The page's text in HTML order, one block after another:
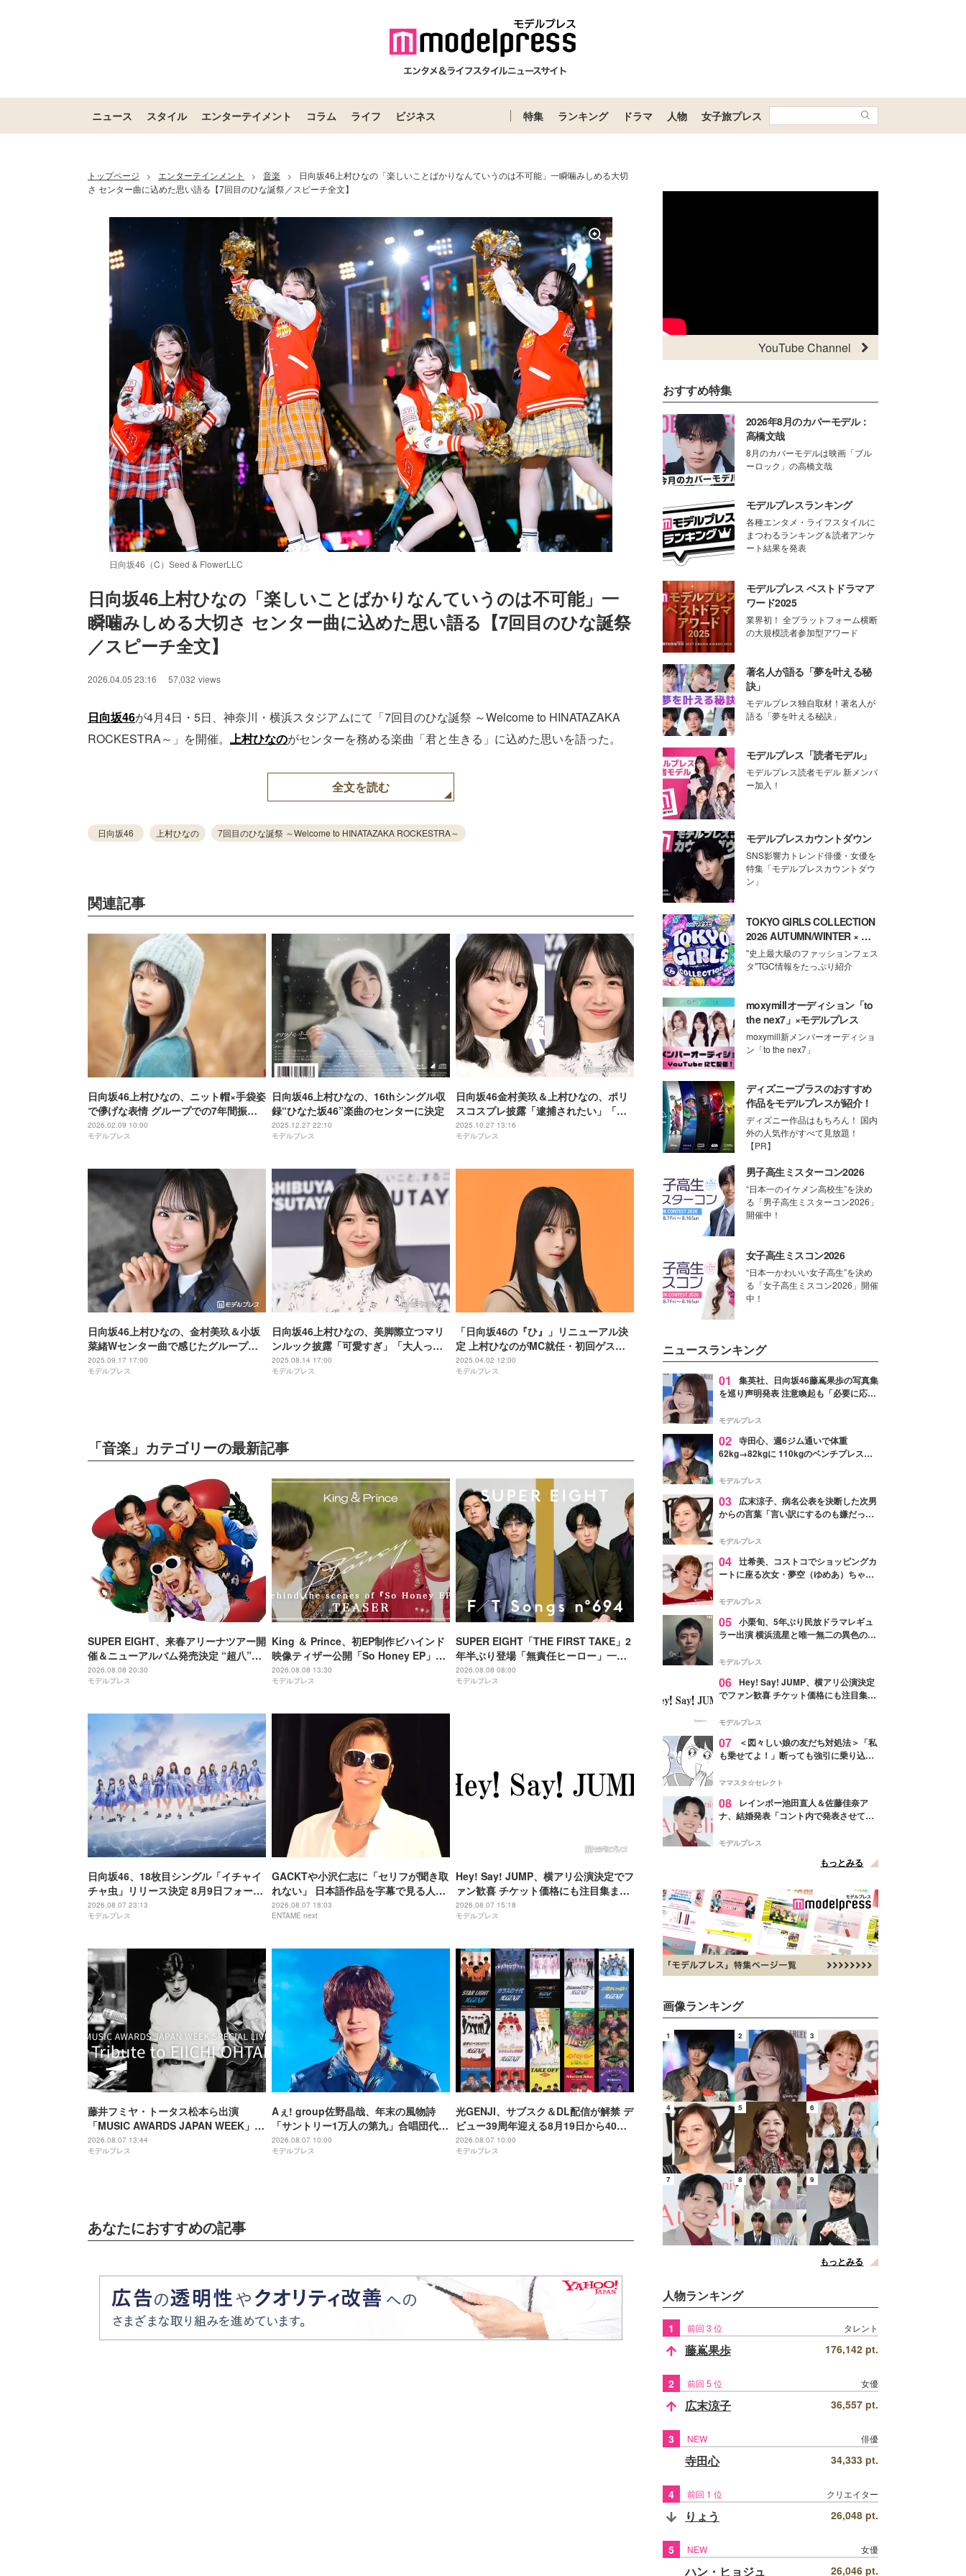
ニュース スタイル エンターテイメント コラム ライフ ビジネス 特集 ランキング ドラマ 人物 女子旅プレス
トップページ > エンターテインメント > 音楽 >
日向坂46上村ひなの「楽しいことばかりなんていうのは不可能」一瞬噛みしめる大切
さ センター曲に込めた思い語る【7回目のひな誕祭／スピーチ全文】
日向坂46（C）Seed & FlowerLLC
Unmute Loaded:
87.03%
日向坂46上村ひなの「楽しいことばかりなんていうのは不可能」一
瞬噛みしめる大切さ センター曲に込めた思い語る【7回目のひな誕祭
／スピーチ全文】
2026.04.05 23:16 57,032 views
日向坂46が4月4日・5日、神奈川・横浜スタジアムにて「7回目のひな誕祭 ～Welcome to HINATAZAKA
ROCKESTRA～」を開催。 上村ひなのがセンターを務める楽曲「君と生きる」に込めた思いを語った。
全文を読む
日向坂46 上村ひなの 7回目のひな誕祭 ～Welcome to HINATAZAKA ROCKESTRA～
関連記事
日向坂46上村ひなの、ニット帽×手袋姿
で儚げな表情 グループでの7年間振り
返る【モデルプレス独占カットあり】
2026.02.09 10:00
モデルプレス
日向坂46上村ひなの、16thシングル収
録“ひなた坂46”楽曲のセンターに決定
2025.12.27 22:10
モデルプレス
日向坂46金村美玖＆上村ひなの、ポリ
スコスプレ披露「逮捕されたい」「可
愛すぎる」と反響
2025.10.27 13:16
モデルプレス
日向坂46上村ひなの、金村美玖＆小坂
菜緒Wセンター曲で感じたグループ
の“今のあり方” 一期生卒業で立場変化
も「根っこは変わっていない」【「お
2025.09.17 17:00
モデルプレス
日向坂46上村ひなの、美脚際立つマリ
ンルック披露「可愛すぎ」「大人っぽ
い」絶賛の声
2025.08.14 17:00
モデルプレス
「日向坂46の『ひ』」リニューアル決
定 上村ひなのがMC就任・初回ゲスト
は高橋未来虹
2025.04.02 12:00
モデルプレス
「音楽」カテゴリーの最新記事
SUPER EIGHT、来春アリーナツアー開
催＆ニューアルバム発売決定 “超八”の
日にサプライズ発表
2026.08.08 20:30
モデルプレス
King ＆ Prince、初EP制作ビハインド
映像ティザー公開「So Honey EP」初
回限定盤B収録
2026.08.08 13:30
モデルプレス
SUPER EIGHT「THE FIRST TAKE」2
年半ぶり登場「無責任ヒーロー」一発
撮り 令和8年8月8日公開・THEイナズ
マ戦隊と特別パフォーマンス
2026.08.08 08:00
モデルプレス
日向坂46、18枚目シングル「イチャイ
チャ虫」リリース決定 8月9日フォーメ
ーション発表へ
2026.08.07 23:13
モデルプレス
GACKTや小沢仁志に「セリフが聞き取
れない」 日本語作品を字幕で見る人が
増えている背景
2026.08.07 18:03
ENTAME next
Hey! Say! JUMP、横アリ公演決定でフ
ァン歓喜 チケット価格にも注目集まる
「激アツ」「平成に戻ったみたい」
2026.08.07 15:18
モデルプレス
藤井フミヤ・トータス松本ら出演
「MUSIC AWARDS JAPAN WEEK」人
気2公演、Leminoで配信決定
2026.08.07 13:44
モデルプレス
Aぇ! group佐野晶哉、年末の風物詩
「サントリー1万人の第九」合唱団代表
に就任 3か月のレッスン経て本番に臨
む
2026.08.07 10:00
モデルプレス
光GENJI、サブスク＆DL配信が解禁 デ
ビュー39周年迎える8月19日から40周
年まで1年かけてリリース当時の日付に
順次配信予定
2026.08.07 10:00
モデルプレス
あなたにおすすめの記事
YouTube Channel
おすすめ特集
2026年8月のカバーモデル：
高橋文哉
8月のカバーモデルは映画「ブル
ーロック」の高橋文哉
モデルプレスランキング
各種エンタメ・ライフスタイルに
まつわるランキング＆読者アンケ
ート結果を発表
モデルプレス ベストドラマア
ワード2025
業界初！ 全プラットフォーム横断
の大規模読者参加型アワード
著名人が語る「夢を叶える秘
訣」
モデルプレス独自取材！著名人が
語る「夢を叶える秘訣」
モデルプレス「読者モデル」
モデルプレス読者モデル 新メンバ
ー加入！
モデルプレスカウントダウン
SNS影響力トレンド俳優・女優を
特集「モデルプレスカウントダウ
ン」
TOKYO GIRLS COLLECTION
2026 AUTUMN/WINTER × モ
デルプレス
"史上最大級のファッションフェス
タ"TGC情報をたっぷり紹介
moxymillオーディション「to
the nex7」×モデルプレス
moxymill新メンバーオーディショ
ン「to the nex7」
ディズニープラスのおすすめ
作品をモデルプレスが紹介！
ディズニー作品はもちろん！ 国内
外の人気作がすべて見放題！
【PR】
男子高生ミスターコン2026
“日本一のイケメン高校生”を決め
る「男子高生ミスターコン2026」
開催中！
女子高生ミスコン2026
“日本一かわいい女子高生”を決め
る「女子高生ミスコン2026」開催
中！
ニュースランキング
01
集英社、日向坂46藤嶌果歩の写真集
を巡り声明発表 注意喚起も「必要に応じ
モデルプレス
02 寺田心、週6ジム通いで体重
62kg→82kgに 110kgのベンチプレス持
「かっこいい」と反響
モデルプレス
03
広末涼子、病名公表を決断した次男
からの言葉「言い訳にするのも嫌だっ
モデルプレス
04 辻希美、コストコでショッピングカ
ートに座る次女・夢空（ゆめあ）ちゃん
ぎ」「成長を感じる」の声
モデルプレス
05 小栗旬、5年ぶり民放ドラマレギュ
ラー出演 横浜流星と唯一無二の異色のバ
モデルプレス
06 Hey! Say! JUMP、横アリ公演決定
でファン歓喜 チケット価格にも注目集ま
モデルプレス
07
＜図々しい娘の友だち対処法＞「私
も乗せてよ！」断っても強引に乗り込ん
ママスタ☆セレクト
08
レインボー池田直人＆佐藤佳奈ア
ナ、結婚発表「コント内で発表させてい
点変更のため
モデルプレス
もっとみる
画像ランキング
1 2 3
4 5 6
7 8 9
もっとみる
人物ランキング
1 前回 3 位 タレント
藤嶌果歩 176,142 pt.
2 前回 5 位 女優
広末涼子 36,557 pt.
3 NEW 俳優
寺田心 34,333 pt.
4 前回 1 位 クリエイター
りょう 26,048 pt.
5 NEW 女優
ハン・ヒョジュ 26,046 pt.